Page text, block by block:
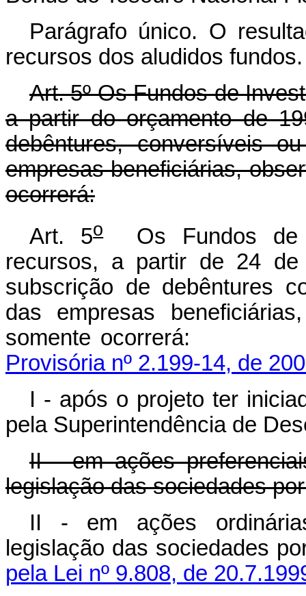
Parágrafo único. O
recursos dos aludidos fundos.
Art. 5º Os Fundos de
a partir do orçamento de
debêntures, conversíveis
empresas beneficiárias,
ocorrerá:
Art. 5oOs Fundos de
recursos, a partir de 24
subscrição de debêntures
das empresas
somente
Provisória nº 2.199-14, de
I - após o projeto ter
pela Superintendência de
II - em ações
legislação das sociedades
II - em ações
legislação das
pela Lei nº 9.808, de